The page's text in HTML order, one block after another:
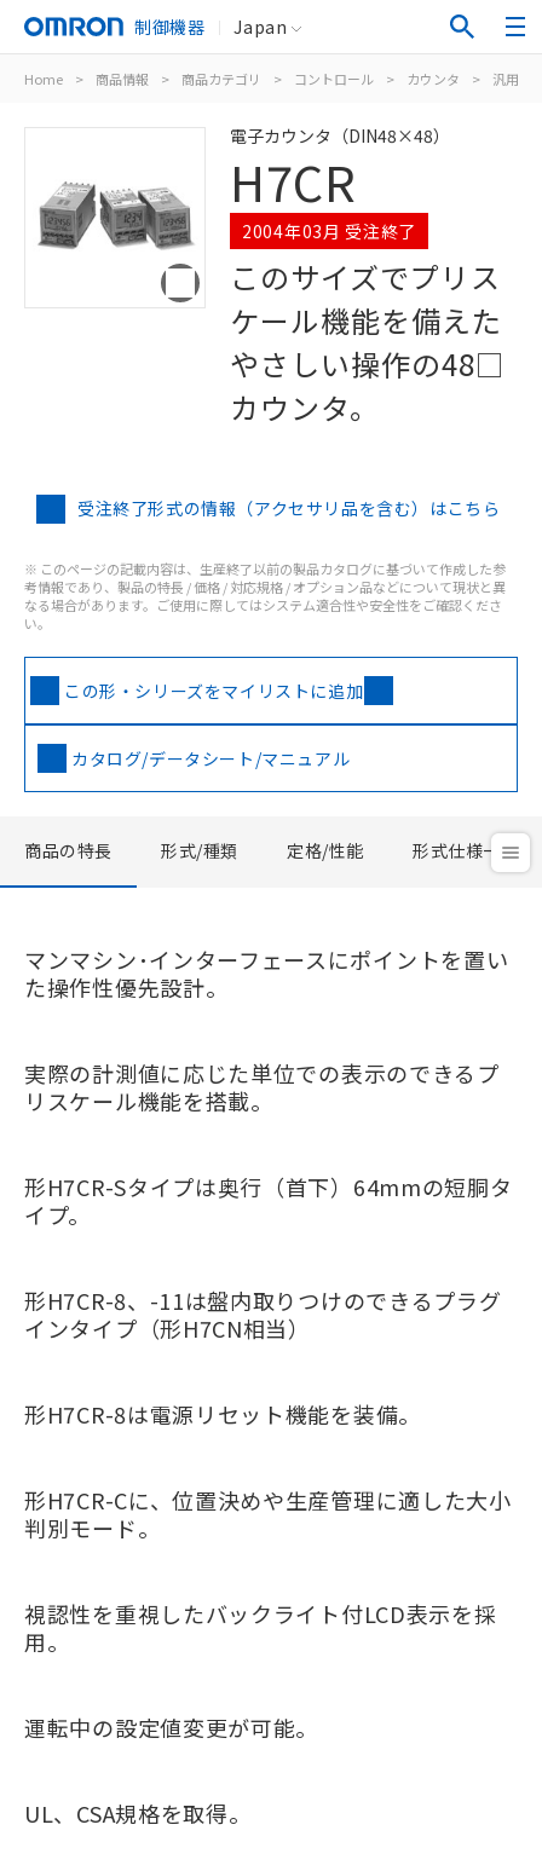
制御機器 Japan
Home > 商品情報 > 商品カテゴリ > コントロール > カウンタ > 汎用電
電子カウンタ（DIN48×48）
H7CR
2004年03月 受注終了
このサイズでプリス
ケール機能を備えた
やさしい操作の48□
カウンタ。
受注終了形式の情報（アクセサリ品を含む）はこちら
※ このページの記載内容は、生産終了以前の製品カタログに基づいて作成した参
考情報であり、製品の特長 / 価格 / 対応規格 / オプション品などについて現状と異
なる場合があります。ご使用に際してはシステム適合性や安全性をご確認くださ
い。
この形・シリーズをマイリストに追加
カタログ/データシート/マニュアル
商品の特長 形式/種類 定格/性能 形式仕様一覧
マンマシン･インターフェースにポイントを置い
た操作性優先設計。
実際の計測値に応じた単位での表示のできるプ
リスケール機能を搭載。
形H7CR-Sタイプは奥行（首下）64mmの短胴タ
イプ。
形H7CR-8、-11は盤内取りつけのできるプラグ
インタイプ（形H7CN相当）
形H7CR-8は電源リセット機能を装備。
形H7CR-Cに、位置決めや生産管理に適した大小
判別モード。
視認性を重視したバックライト付LCD表示を採
用。
運転中の設定値変更が可能。
UL、CSA規格を取得。